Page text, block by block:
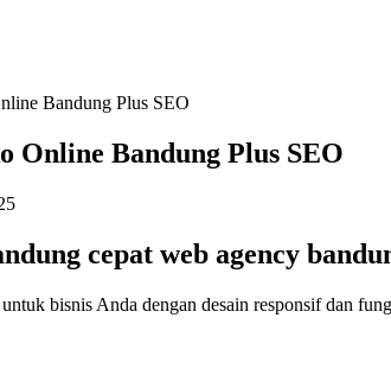
Bandung Plus SEO
Online Bandung Plus SEO
cepat web agency
bisnis Anda dengan desain responsif dan